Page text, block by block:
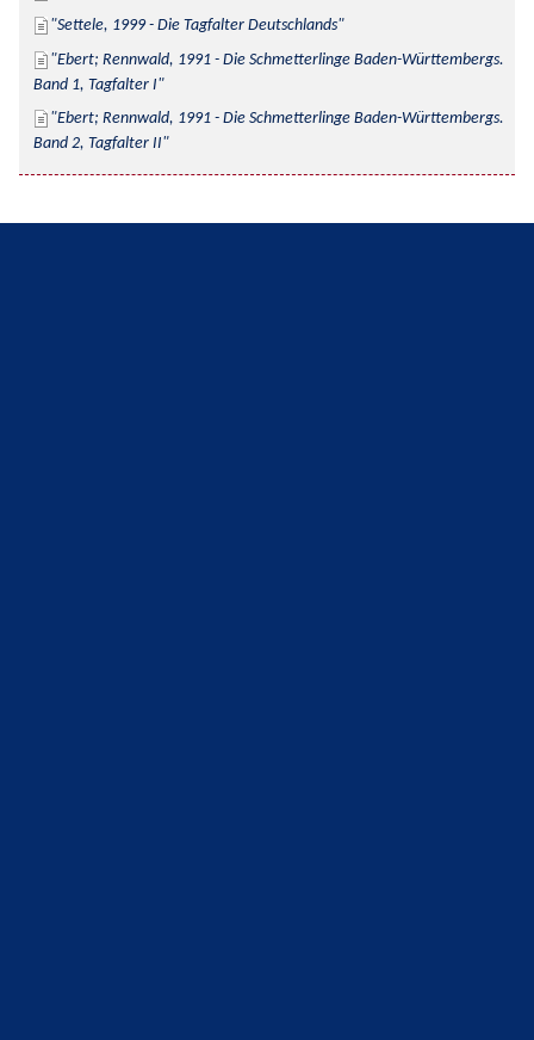
Settele, 1999 - Die Tagfalter Deutschlands
Ebert; Rennwald, 1991 - Die Schmetterlinge Baden-Württembergs.
Band 1, Tagfalter I
Ebert; Rennwald, 1991 - Die Schmetterlinge Baden-Württembergs.
Band 2, Tagfalter II